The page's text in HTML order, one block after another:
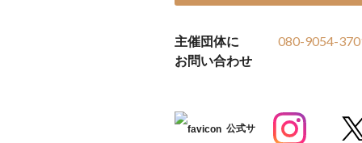
主催団体に
お問い合わせ
080-9054-
公式サ